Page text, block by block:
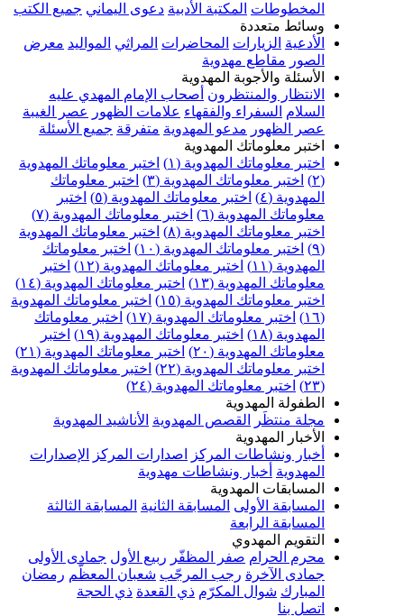
المكتبة الأدبية دعوى اليماني جميع الكتب
متعددة
الزيارات المحاضرات المراثي المواليد معرض
مقاطع مهدوية
والأجوبة المهدوية
والمنتظرون أصحاب الإمام المهدي عليه
السفراء والفقهاء علامات الظهور عصر الغيبة
مدعو المهدوية متفرقة جميع الأسئلة
معلوماتك المهدوية
معلوماتك المهدوية (١)
اختبر معلوماتك المهدوية
اختبر معلوماتك المهدوية (٣)
اختبر معلوماتك
اختبر معلوماتك المهدوية (٥)
اختبر
المهدوية (٦)
اختبر معلوماتك المهدوية (٧)
معلوماتك المهدوية (٨)
اختبر معلوماتك المهدوية
اختبر معلوماتك المهدوية (١٠)
اختبر معلوماتك
اختبر معلوماتك المهدوية (١٢)
اختبر
المهدوية (١٣)
اختبر معلوماتك المهدوية (١٤)
معلوماتك المهدوية (١٥)
اختبر معلوماتك المهدوية
اختبر معلوماتك المهدوية (١٧)
اختبر معلوماتك
اختبر معلوماتك المهدوية (١٩)
اختبر
المهدوية (٢٠)
اختبر معلوماتك المهدوية (٢١)
معلوماتك المهدوية (٢٢)
اختبر معلوماتك المهدوية
اختبر معلوماتك المهدوية (٢٤)
المهدوية
منتظَر
القصص المهدوية الأناشيد المهدوية
المهدوية
ونشاطات المركز اصدارات المركز الإصدارات
أخبار ونشاطات مهدوية
المهدوية
الأولى المسابقة الثانية المسابقة الثالثة
الرابعة
المهدوي
الحرام
صفر المظفّر ربيع الأول جمادى الأولى
رجب المرجّب شعبان المعظّم رمضان
شوال المكرّم ذي القعدة ذي الحجة